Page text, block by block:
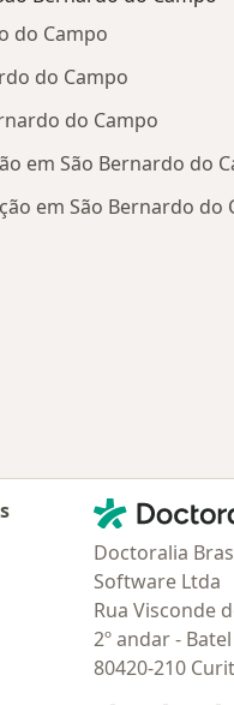
do Campo
do Campo
do Campo
em São Bernardo do
em São Bernardo do
Contato
Doctoralia -
Doctoralia
Software Ltda
Rua Visconde
2º andar - Batel
80420-210